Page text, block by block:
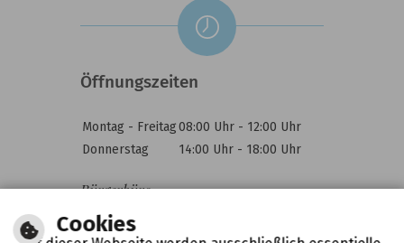
Öffnungszeiten
Montag - Freitag08:00 Uhr - 12:00 Uhr
Donnerstag
14:00 Uhr - 18:00 Uhr
Bürgerbüro
Montag - Freitag
Donnerstag
14:00 Uhr - 18:00 Uhr
Cookies